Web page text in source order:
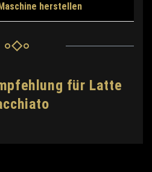
herstellen
für Latte